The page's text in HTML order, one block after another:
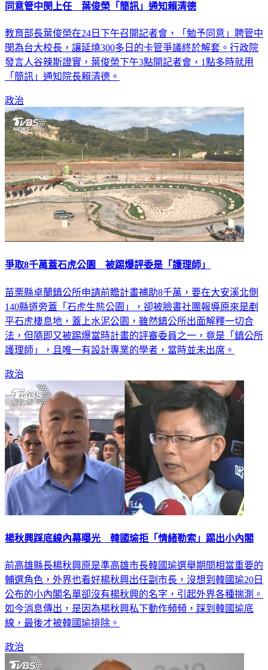
同意管中閔上任 葉俊榮「簡訊」通知賴清德
教育部長葉俊榮在24日下午召開記者會，「勉予同意」聘管中
閔為台大校長，讓延燒300多日的卡管爭議終於解套。行政院
發言人谷辣斯證實，葉俊榮下午3點開記者會，1點多時就用
「簡訊」通知院長賴清德。
政治
爭取8千萬蓋石虎公園 被踢爆評委是「護理師」
苗栗縣卓蘭鎮公所申請前瞻計畫補助8千萬，要在大安溪北側
140縣道旁蓋「石虎生態公園」，卻被臉書社團報導原來是剷
平石虎棲息地，蓋上水泥公園，雖然鎮公所出面解釋一切合
法，但隨即又被踢爆當時計畫的評審委員之一，竟是「鎮公所
護理師」，且唯一有設計專業的學者，當時並未出席。
政治
楊秋興踩底線內幕曝光 韓國瑜拒「情緒勒索」踢出小內閣
前高雄縣長楊秋興原是準高雄市長韓國瑜選舉期間相當重要的
輔選角色，外界也看好楊秋興出任副市長，沒想到韓國瑜20日
公布的小內閣名單卻沒有楊秋興的名字，引起外界各種揣測。
如今消息傳出，是因為楊秋興私下動作頻頻，踩到韓國瑜底
線，最後才被韓國瑜排除。
政治